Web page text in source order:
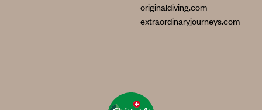
originaldiving.com
extraordinaryjourneys.com